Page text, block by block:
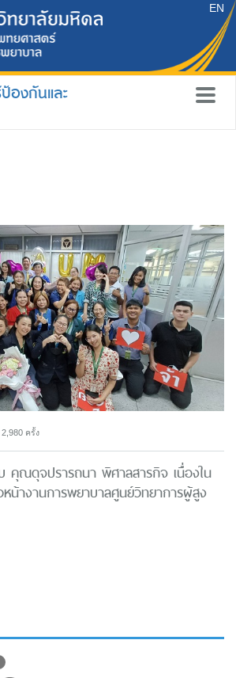
EN
องกันและ
2,980 ครั้ง
คุณดุจปรารถนา พิศาลสารกิจ เนื่องใน
น้างานการพยาบาลศูนย์วิทยาการผู้สูง